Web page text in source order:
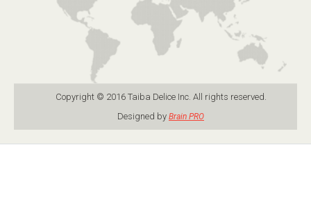
Copyright © 2016 Taiba Delice Inc. All rights reserved.
Designed by Brain PRO